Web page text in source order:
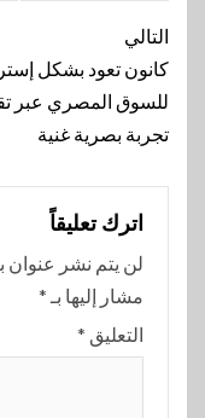
تنقل
المقالة
التالي
كانون تعود بشكل
للسوق المصري عبر
تجربة بصرية غنية
اترك تعليقاً
لن يتم نشر عنوان
مشار إليها بـ *
التعليق *